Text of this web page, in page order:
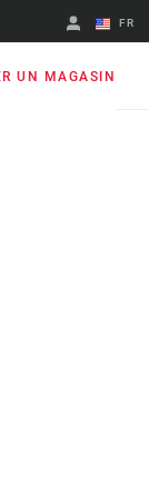
FR
English
UN MAGASIN